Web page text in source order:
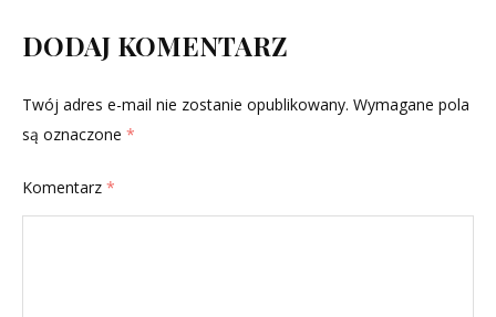
DODAJ KOMENTARZ
Twój adres e-mail nie zostanie opublikowany. Wymagane pola
są oznaczone *
Komentarz *